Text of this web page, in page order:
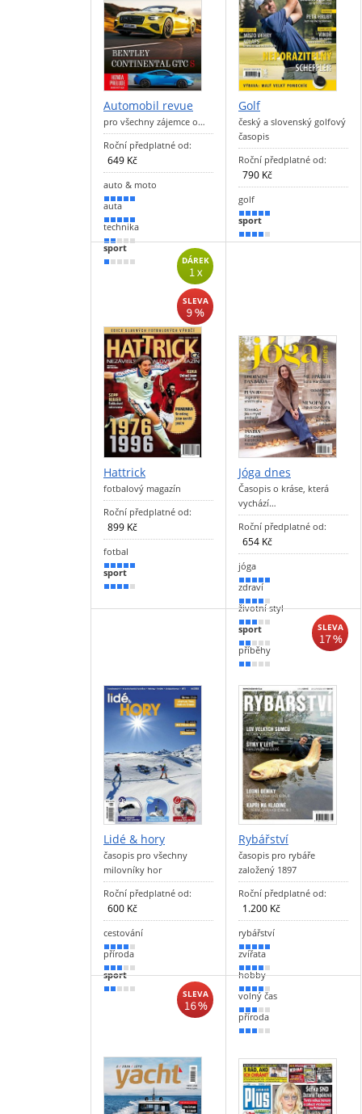
Automobil revue
pro všechny zájemce o…
Roční předplatné od:
649 Kč
auto & moto
100 %
auta
90 %
technika
30 %
sport
20 %
Golf
český a slovenský golfový
časopis
Roční předplatné od:
790 Kč
golf
90 %
sport
70 %
DÁREK
1 x
SLEVA
9 %
Hattrick
fotbalový magazín
Roční předplatné od:
899 Kč
fotbal
100 %
sport
80 %
Jóga dnes
Časopis o kráse, která
vychází…
Roční předplatné od:
654 Kč
jóga
100 %
zdraví
80 %
životní styl
50 %
sport
30 %
příběhy
30 %
Lidé & hory
časopis pro všechny
milovníky hor
Roční předplatné od:
600 Kč
cestování
70 %
příroda
60 %
sport
40 %
SLEVA
17 %
Rybářství
časopis pro rybáře
založený 1897
Roční předplatné od:
1.200 Kč
rybářství
100 %
zvířata
80 %
hobby
70 %
volný čas
60 %
příroda
50 %
SLEVA
16 %